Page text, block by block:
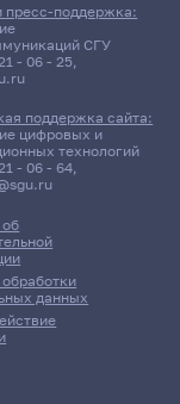
данных
пресс-поддержка:
СГУ
- 06 - 25,
поддержка сайта:
цифровых и
технологий
- 06 - 64,